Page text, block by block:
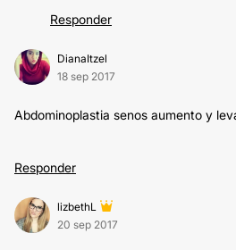
Responder
DianaItzel
18 sep 2017
Abdominoplastia senos aumento y
Responder
lizbethL
20 sep 2017